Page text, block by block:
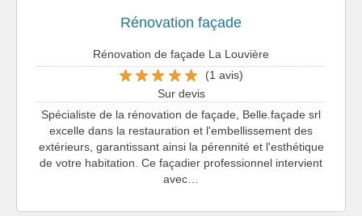
Rénovation façade
Rénovation de façade La Louvière
(1 avis)
Sur devis
Spécialiste de la rénovation de façade, Belle.façade srl
excelle dans la restauration et l'embellissement des
extérieurs, garantissant ainsi la pérennité et l'esthétique
de votre habitation. Ce façadier professionnel intervient
avec…